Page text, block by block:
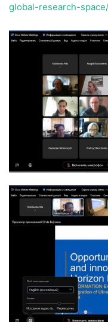
global-research-space/